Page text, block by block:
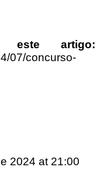
este artigo:
07/concurso-
2024 at 21:00